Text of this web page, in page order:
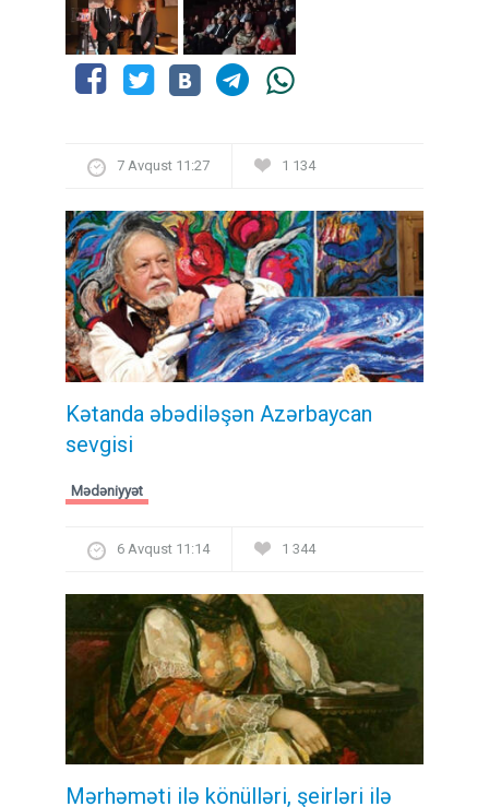
7 Avqust 11:27 1 134
Kətanda əbədiləşən Azərbaycan
sevgisi
Mədəniyyət
6 Avqust 11:14 1 344
Mərhəməti ilə könülləri, şeirləri ilə